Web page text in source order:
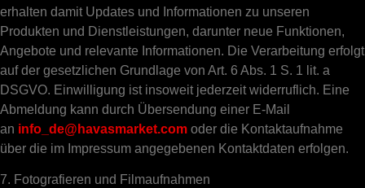
erhalten damit Updates und Informationen zu unseren
Produkten und Dienstleistungen, darunter neue Funktionen,
Angebote und relevante Informationen. Die Verarbeitung erfolgt
auf der gesetzlichen Grundlage von Art. 6 Abs. 1 S. 1 lit. a
DSGVO. Einwilligung ist insoweit jederzeit widerruflich. Eine
Abmeldung kann durch Übersendung einer E-Mail
an info_de@havasmarket.com oder die Kontaktaufnahme
über die im Impressum angegebenen Kontaktdaten erfolgen.
7. Fotografieren und Filmaufnahmen